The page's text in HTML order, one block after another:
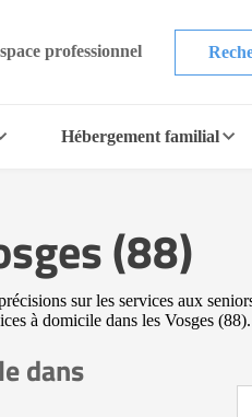
professionnel
Hébergement familial
(88)
sur les services aux
à domicile dans les Vosges (88).
dans